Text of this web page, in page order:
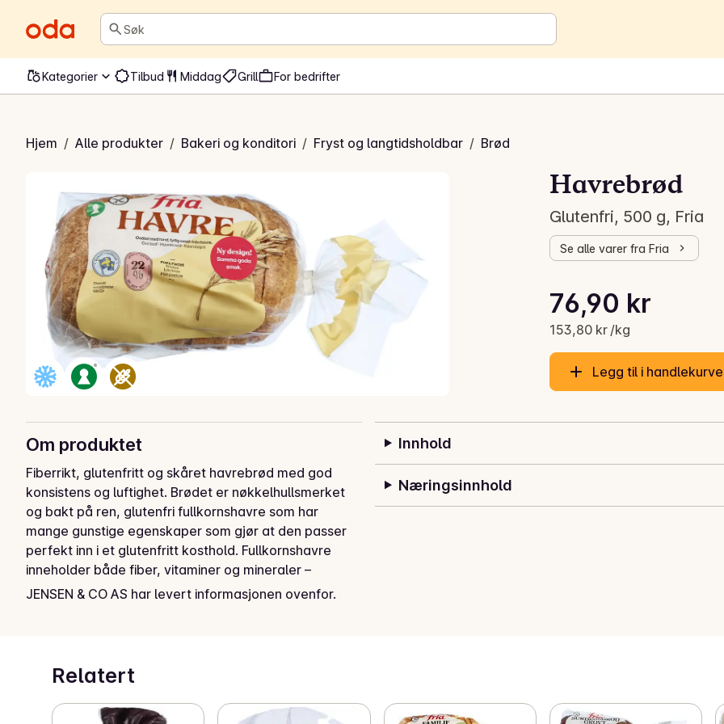
Søk
Kategorier Tilbud Middag Grill For bedrifter
Hjem / Alle produkter / Bakeri og konditori / Fryst og langtidsholdbar / Brød
Havrebrød
Glutenfri, 500 g, Fria
Se alle varer fra Fria
Gjeldende pris er: 76,90 kr
76,90 kr
153,80 kr /kg
Stykkpris: 153,80 kr /kg
Legg til i
Om produktet
Fiberrikt, glutenfritt og skåret havrebrød med god
konsistens og luftighet. Brødet er nøkkelhullsmerket
og bakt på ren, glutenfri fullkornshavre som har
mange gunstige egenskaper som gjør at den passer
perfekt inn i et glutenfritt kosthold. Fullkornshavre
inneholder både fiber, vitaminer og mineraler –
samtidig gir havren brødet en fyldig og rund smak.
laktose- og melkeprotein.
JENSEN & CO AS har levert informasjonen ovenfor.
Innhold
Næringsinnhold
Relatert